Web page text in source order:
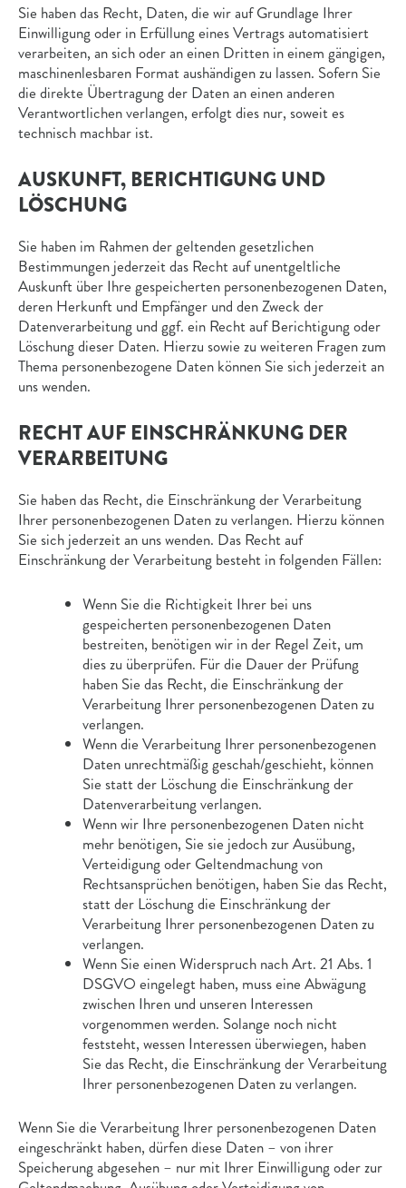
Sie haben das Recht, Daten, die wir auf Grundlage Ihrer
Einwilligung oder in Erfüllung eines Vertrags automatisiert
verarbeiten, an sich oder an einen Dritten in einem gängigen,
maschinenlesbaren Format aushändigen zu lassen. Sofern Sie
die direkte Übertragung der Daten an einen anderen
Verantwortlichen verlangen, erfolgt dies nur, soweit es
technisch machbar ist.
AUSKUNFT, BERICHTIGUNG UND
LÖSCHUNG
Sie haben im Rahmen der geltenden gesetzlichen
Bestimmungen jederzeit das Recht auf unentgeltliche
Auskunft über Ihre gespeicherten personenbezogenen Daten,
deren Herkunft und Empfänger und den Zweck der
Datenverarbeitung und ggf. ein Recht auf Berichtigung oder
Löschung dieser Daten. Hierzu sowie zu weiteren Fragen zum
Thema personenbezogene Daten können Sie sich jederzeit an
uns wenden.
RECHT AUF EINSCHRÄNKUNG DER
VERARBEITUNG
Sie haben das Recht, die Einschränkung der Verarbeitung
Ihrer personenbezogenen Daten zu verlangen. Hierzu können
Sie sich jederzeit an uns wenden. Das Recht auf
Einschränkung der Verarbeitung besteht in folgenden Fällen:
Wenn Sie die Richtigkeit Ihrer bei uns
gespeicherten personenbezogenen Daten
bestreiten, benötigen wir in der Regel Zeit, um
dies zu überprüfen. Für die Dauer der Prüfung
haben Sie das Recht, die Einschränkung der
Verarbeitung Ihrer personenbezogenen Daten zu
verlangen.
Wenn die Verarbeitung Ihrer personenbezogenen
Daten unrechtmäßig geschah/geschieht, können
Sie statt der Löschung die Einschränkung der
Datenverarbeitung verlangen.
Wenn wir Ihre personenbezogenen Daten nicht
mehr benötigen, Sie sie jedoch zur Ausübung,
Verteidigung oder Geltendmachung von
Rechtsansprüchen benötigen, haben Sie das Recht,
statt der Löschung die Einschränkung der
Verarbeitung Ihrer personenbezogenen Daten zu
verlangen.
Wenn Sie einen Widerspruch nach Art. 21 Abs. 1
DSGVO eingelegt haben, muss eine Abwägung
zwischen Ihren und unseren Interessen
vorgenommen werden. Solange noch nicht
feststeht, wessen Interessen überwiegen, haben
Sie das Recht, die Einschränkung der Verarbeitung
Ihrer personenbezogenen Daten zu verlangen.
Wenn Sie die Verarbeitung Ihrer personenbezogenen Daten
eingeschränkt haben, dürfen diese Daten – von ihrer
Speicherung abgesehen – nur mit Ihrer Einwilligung oder zur